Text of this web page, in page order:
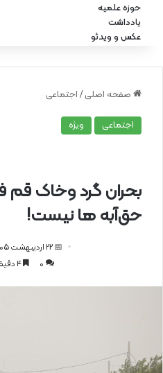
حوزه علمیه
یادداشت
عکس و ویدئو
صفحه اصلی / اجتماعی
اجتماعی ویژه
بحران گرد وخاک قم
حق‌آبه ها نیست!
📅 22 اردیبهشت 1405 🕙20:30
0